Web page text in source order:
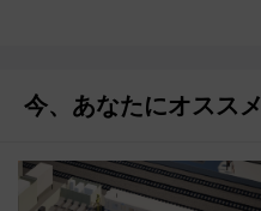
今、あなたにオススメ